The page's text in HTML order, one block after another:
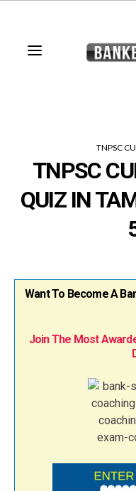
TNPSC
TNPSC
QUIZ IN
Want To Become A
Join The Most